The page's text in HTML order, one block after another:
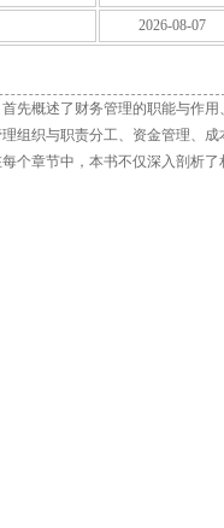
2026-08-07
先概述了财务管理的职能与作用
组织与职责分工、资金管理、成
个章节中，本书不仅深入剖析了